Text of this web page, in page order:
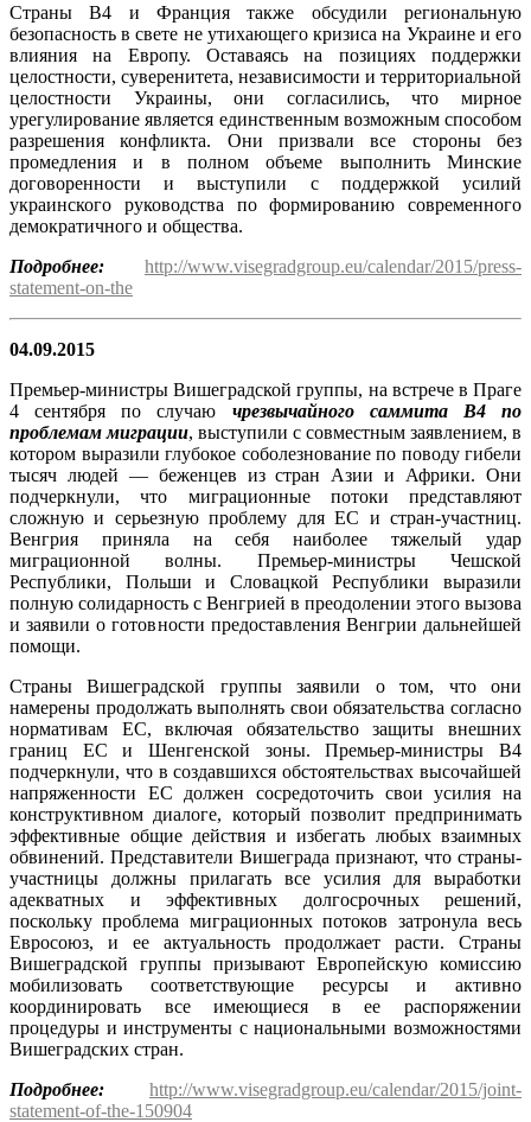
Страны В4 и Франция также обсудили региональную
безопасность в свете не утихающего кризиса на Украине и его
влияния на Европу. Оставаясь на позициях поддержки
целостности, суверенитета, независимости и территориальной
целостности Украины, они согласились, что мирное
урегулирование является единственным возможным способом
разрешения конфликта. Они призвали все стороны без
промедления и в полном объеме выполнить Минские
договоренности и выступили с поддержкой усилий
украинского руководства по формированию современного
демократичного и общества.
Подробнее:
http://www.visegradgroup.eu/calendar/2015/press-
statement-on-the
04.09.2015
Премьер-министры Вишеградской группы, на встрече в Праге
4 сентября по случаю чрезвычайного саммита В4 по
проблемам миграции, выступили с совместным заявлением, в
котором выразили глубокое соболезнование по поводу гибели
тысяч людей — беженцев из стран Азии и Африки. Они
подчеркнули, что миграционные потоки представляют
сложную и серьезную проблему для ЕС и стран-участниц.
Венгрия приняла на себя наиболее тяжелый удар
миграционной волны. Премьер-министры Чешской
Республики, Польши и Словацкой Республики выразили
полную солидарность с Венгрией в преодолении этого вызова
и заявили о готовности предоставления Венгрии дальнейшей
помощи.
Страны Вишеградской группы заявили о том, что они
намерены продолжать выполнять свои обязательства согласно
нормативам ЕС, включая обязательство защиты внешних
границ ЕС и Шенгенской зоны. Премьер-министры В4
подчеркнули, что в создавшихся обстоятельствах высочайшей
напряженности ЕС должен сосредоточить свои усилия на
конструктивном диалоге, который позволит предпринимать
эффективные общие действия и избегать любых взаимных
обвинений. Представители Вишеграда признают, что страны-
участницы должны прилагать все усилия для выработки
адекватных и эффективных долгосрочных решений,
поскольку проблема миграционных потоков затронула весь
Евросоюз, и ее актуальность продолжает расти. Страны
Вишеградской группы призывают Европейскую комиссию
мобилизовать соответствующие ресурсы и активно
координировать все имеющиеся в ее распоряжении
процедуры и инструменты с национальными возможностями
Вишеградских стран.
Подробнее:
http://www.visegradgroup.eu/calendar/2015/joint-
statement-of-the-150904